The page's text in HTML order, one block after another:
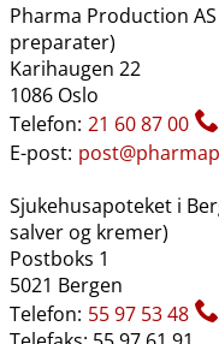
Pharma Production
preparater)
Karihaugen 22
1086 Oslo
Telefon: 21 60 87 00
E-post:
Sjukehusapoteket i
salver og kremer)
Postboks 1
5021 Bergen
Telefon: 55 97 53 48